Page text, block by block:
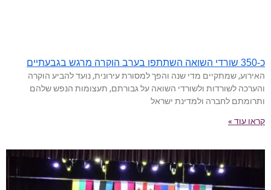
כ-350 שורדי השואה השתתפו בערב הוקרה מרגש בגבעתיים
האירוע, שמתקיים מדי שנה והפך למסורת עירונית, נועד להביע הוקרה
והערכה לשורדות ולשורדי השואה על גבורתם, תעצומות הנפש שלהם
ותרומתם לחברה ולמדינת ישראל
קראו עוד »